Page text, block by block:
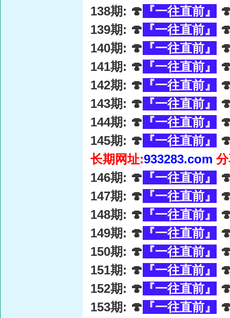
138期: 🍄 『一往直前』
139期: 🍄 『一往直前』
140期: 🍄 『一往直前』
141期: 🍄 『一往直前』
142期: 🍄 『一往直前』
143期: 🍄 『一往直前』
144期: 🍄 『一往直前』
145期: 🍄 『一往直前』
长期网址:933283.com
146期: 🍄 『一往直前』
147期: 🍄 『一往直前』
148期: 🍄 『一往直前』
149期: 🍄 『一往直前』
150期: 🍄 『一往直前』
151期: 🍄 『一往直前』
152期: 🍄 『一往直前』
153期: 🍄 『一往直前』